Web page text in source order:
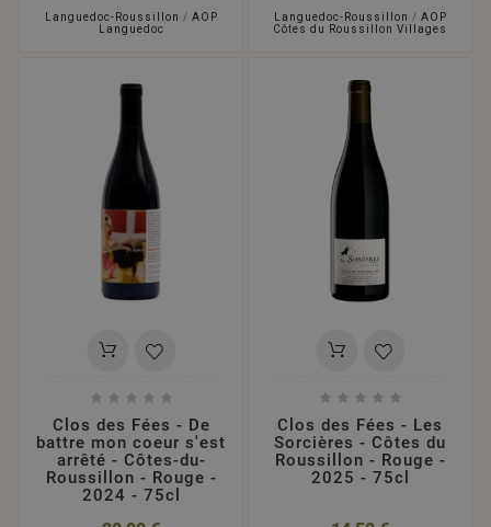
Languedoc-Roussillon / AOP
Languedoc
Languedoc-Roussillon / AOP
Côtes du Roussillon Villages
    
Clos des Fées - De
battre mon coeur s'est
arrêté - Côtes-du-
Roussillon - Rouge -
2024 - 75cl
    
Clos des Fées - Les
Sorcières - Côtes du
Roussillon - Rouge -
2025 - 75cl